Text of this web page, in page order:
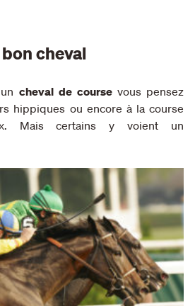
cheval
cheval de coursevous pensez
hippiques ou encore à la course
Mais certains y voient un